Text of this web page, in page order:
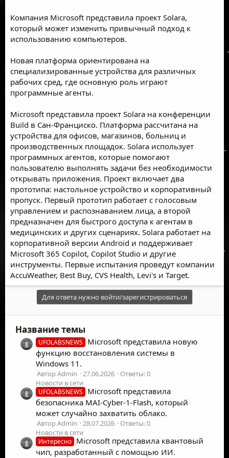
Компания Microsoft представила проект Solara,
который может изменить привычный подход к
использованию компьютеров.
Новая платформа ориентирована на
специализированные устройства для различных
рабочих сред, где основную роль играют
программные агенты.
Microsoft представила проект Solara на конференции
Build в Сан-Франциско. Платформа рассчитана на
устройства для офисов, магазинов, больниц и
производственных площадок. Solara использует
программных агентов, которые помогают
пользователю выполнять задачи без необходимости
открывать приложения. Проект включает два
прототипа: настольное устройство и корпоративный
пропуск. Первый прототип работает с голосовым
управлением и распознаванием лица, а второй
предназначен для быстрого доступа к агентам в
медицинских и других сценариях. Solara работает на
корпоративной версии Android и поддерживает
Microsoft 365 Copilot, Copilot Studio и другие
инструменты. Первые испытания проведут компании
AccuWeather, Best Buy, CVS Health, Levi's и Target.
Для ответа нужно войти/зарегистрироваться
Название темы
UFOLABSNEWS
Microsoft представила новую
функцию восстановления системы в
Windows 11.
Автор Admin 27.06.2026
Ответы: 0
Новости в сети
UFOLABSNEWS
Microsoft представила
безопасника MAI-Cyber-1-Flash, который
может случайно захватить облако.
Автор Admin 28.07.2026
Ответы: 0
Новости в сети
Интересно Microsoft представила квантовый
чип, разработанный с помощью ИИ.